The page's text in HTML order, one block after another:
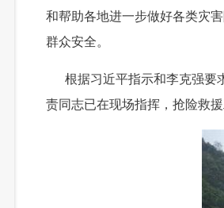
和帮助各地进一步做好各类灾
群众安全。
根据习近平指示和李克强要
责同志已在现场指挥，抢险救